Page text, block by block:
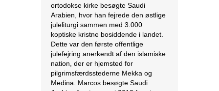
Arabien, hvor han fejrede den østlige
juleliturgi sammen med 3.000
koptiske kristne bosiddende i landet.
Dette var den første offentlige
julefejring anerkendt af den islamiske
nation, der er hjemsted for
pilgrimsfærdsstederne Mekka og
Medina. Marcos besøgte Saudi
Arabien første gang i 2012 for at